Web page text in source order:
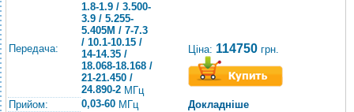
Передача:
1.8-1.9 / 3.500-
3.9 / 5.255-
5.405M / 7-7.3
/ 10.1-10.15 /
14-14.35 /
18.068-18.168 /
21-21.450 /
24.890-2 МГц
Прийом:
0,03-60 МГц
Ціна: 114750 грн.
Докладніше